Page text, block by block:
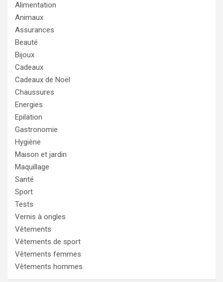
Alimentation
Animaux
Assurances
Beauté
Bijoux
Cadeaux
Cadeaux de Noël
Chaussures
Energies
Epilation
Gastronomie
Hygiène
Maison et jardin
Maquillage
Santé
Sport
Tests
Vernis à ongles
Vêtements
Vêtements de sport
Vêtements femmes
Vêtements hommes